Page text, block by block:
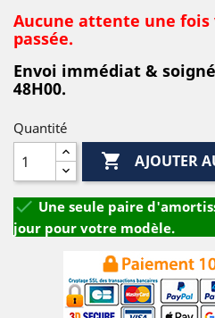
Aucune attente une fois
passée.
Envoi immédiat &
48H00.
Quantité
 AJOUTER
 Une seule paire
jour pour votre modèle.